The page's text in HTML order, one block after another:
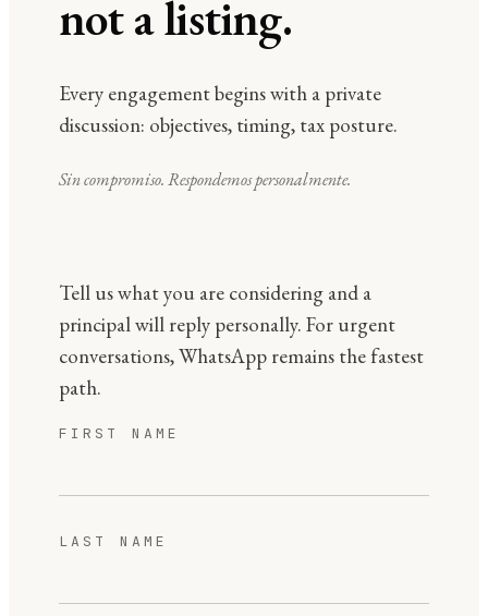
not a listing.
Every engagement begins with a private
discussion: objectives, timing, tax posture.
Sin compromiso. Respondemos personalmente.
Tell us what you are considering and a
principal will reply personally. For urgent
conversations, WhatsApp remains the fastest
path.
FIRST NAME
LAST NAME